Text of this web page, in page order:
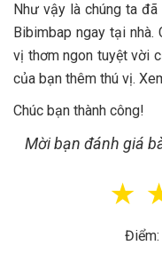
Như vậy là chúng ta đã
Bibimbap ngay tại nhà.
vị thơm ngon tuyệt vời
của bạn thêm thú vị.
Chúc bạn thành công!
Mời bạn đánh giá
☆
Điểm: